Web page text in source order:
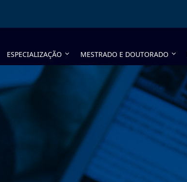
ESPECIALIZAÇÃO MESTRADO E DOUTORADO